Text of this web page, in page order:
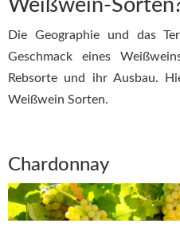
Weißwein-
Die Geographie und das
Geschmack eines
Rebsorte und ihr Ausbau.
Weißwein Sorten.
Chardonnay